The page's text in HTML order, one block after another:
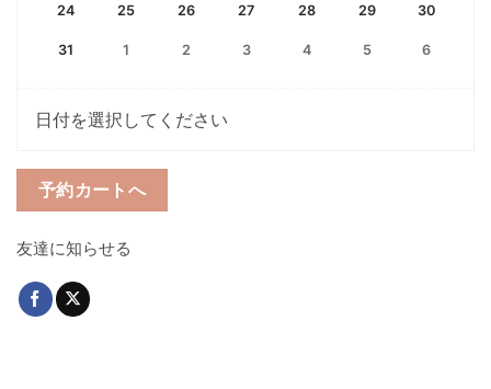
24 25 26 27 28 29 30
31 1 2 3 4 5 6
日付を選択してください
予約カートへ
友達に知らせる